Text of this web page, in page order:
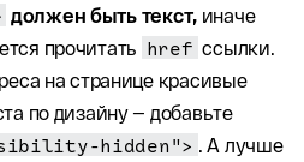
должен быть текст,иначе
прочитать href ссылки.
на странице красивые
по дизайну — добавьте
hidden">
. А лучше